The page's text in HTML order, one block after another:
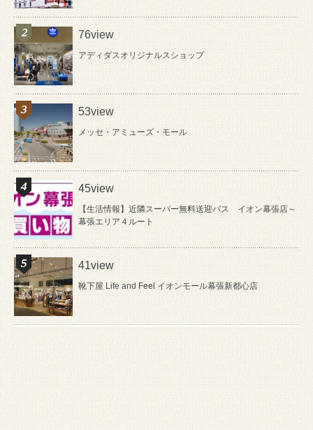
76view
アディダスオリジナルスショップ
53view
メッセ・アミューズ・モール
45view
【生活情報】近隣スーパー無料送迎バス イオン幕張店～
幕張エリア４ルート
41view
靴下屋 Life and Feel イオンモール幕張新都心店